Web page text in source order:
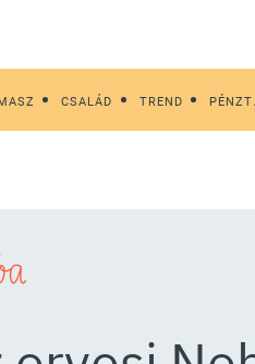
CSALÁD TREND